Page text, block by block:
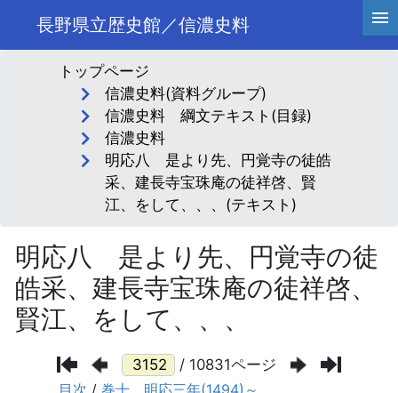
長野県立歴史館／信濃史料
トップページ
信濃史料(資料グループ)
信濃史料 綱文テキスト(目録)
信濃史料
明応八 是より先、円覚寺の徒皓
采、建長寺宝珠庵の徒祥啓、賢
江、をして、、、(テキスト)
明応八 是より先、円覚寺の徒
皓采、建長寺宝珠庵の徒祥啓、
賢江、をして、、、
/ 10831ページ